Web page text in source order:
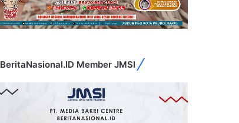
BeritaNasional.ID Member JMSI